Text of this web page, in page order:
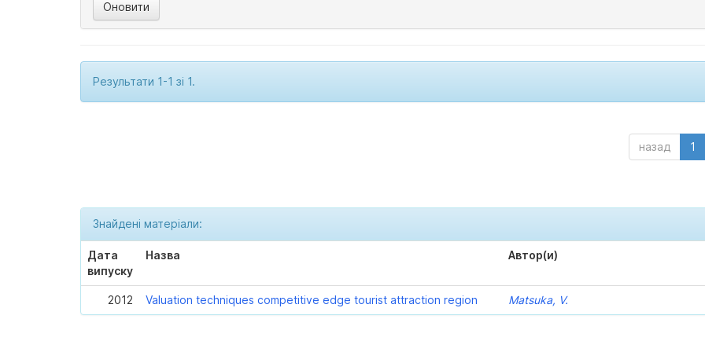
Результати 1-1 зі 1.
назад 1
Знайдені матеріали:
Дата
випуску
Назва Автор(и)
2012 Valuation techniques competitive edge tourist attraction region Matsuka, V.